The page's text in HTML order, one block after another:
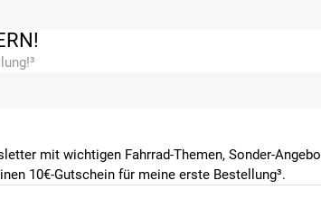
mit wichtigen Fahrrad-Themen, Sonder-
10€-Gutschein für meine erste Bestellung³.